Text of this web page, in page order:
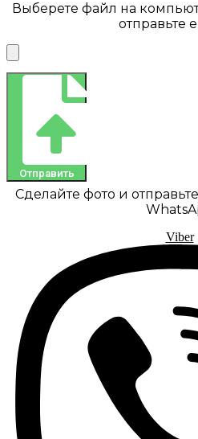
Выберете файл на
отправьте
Отправить
Сделайте фото и
Viber